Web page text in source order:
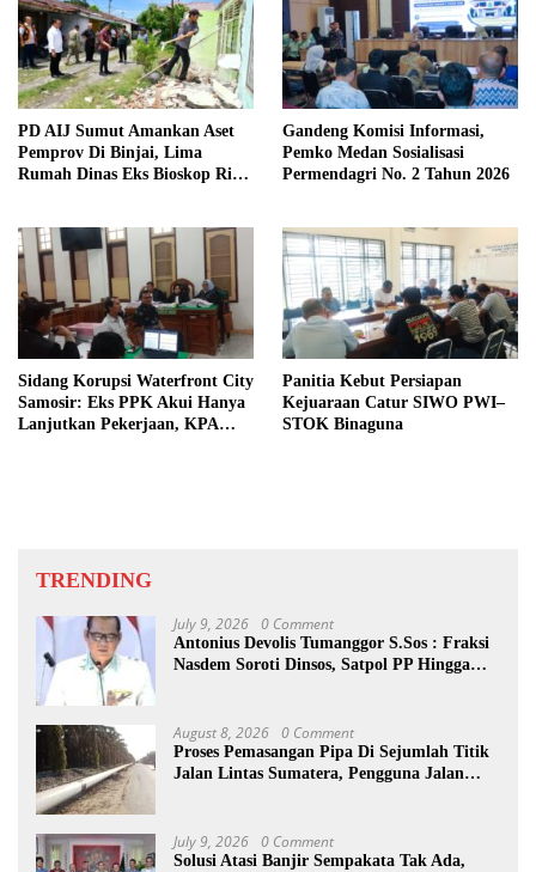
PD AIJ Sumut Amankan Aset
Pemprov Di Binjai, Lima
Rumah Dinas Eks Bioskop Ria
Gandeng Komisi Informasi,
Pemko Medan Sosialisasi
Permendagri No. 2 Tahun 2026
Sidang Korupsi Waterfront City
Samosir: Eks PPK Akui Hanya
Lanjutkan Pekerjaan, KPA
Panitia Kebut Persiapan
Kejuaraan Catur SIWO PWI–
STOK Binaguna
TRENDING
July 9, 2026 0 Comment
Antonius Devolis Tumanggor S.Sos : Fraksi
Nasdem Soroti Dinsos, Satpol PP Hingga
August 8, 2026 0 Comment
Proses Pemasangan Pipa Di Sejumlah Titik
Jalan Lintas Sumatera, Pengguna Jalan
July 9, 2026 0 Comment
Solusi Atasi Banjir Sempakata Tak Ada,